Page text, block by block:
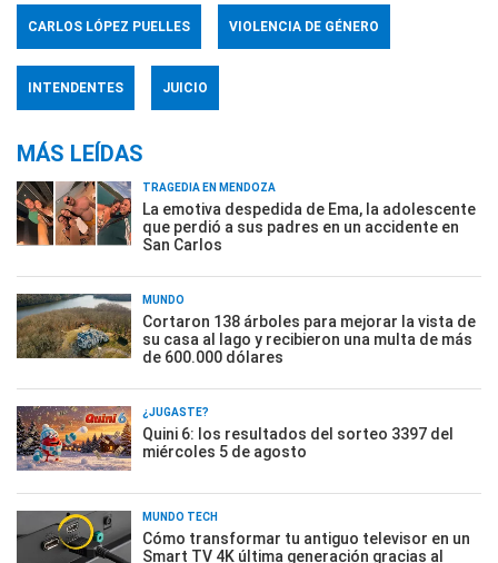
CARLOS LÓPEZ PUELLES VIOLENCIA DE GÉNERO
INTENDENTES JUICIO
MÁS LEÍDAS
TRAGEDIA EN MENDOZA
La emotiva despedida de Ema, la adolescente
que perdió a sus padres en un accidente en
San Carlos
MUNDO
Cortaron 138 árboles para mejorar la vista de
su casa al lago y recibieron una multa de más
de 600.000 dólares
¿JUGASTE?
Quini 6: los resultados del sorteo 3397 del
miércoles 5 de agosto
MUNDO TECH
Cómo transformar tu antiguo televisor en un
Smart TV 4K última generación gracias al